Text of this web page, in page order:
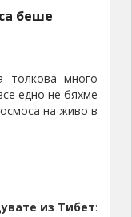
беше
толкова много
едно не бяхме
на живо в
из Тибет: